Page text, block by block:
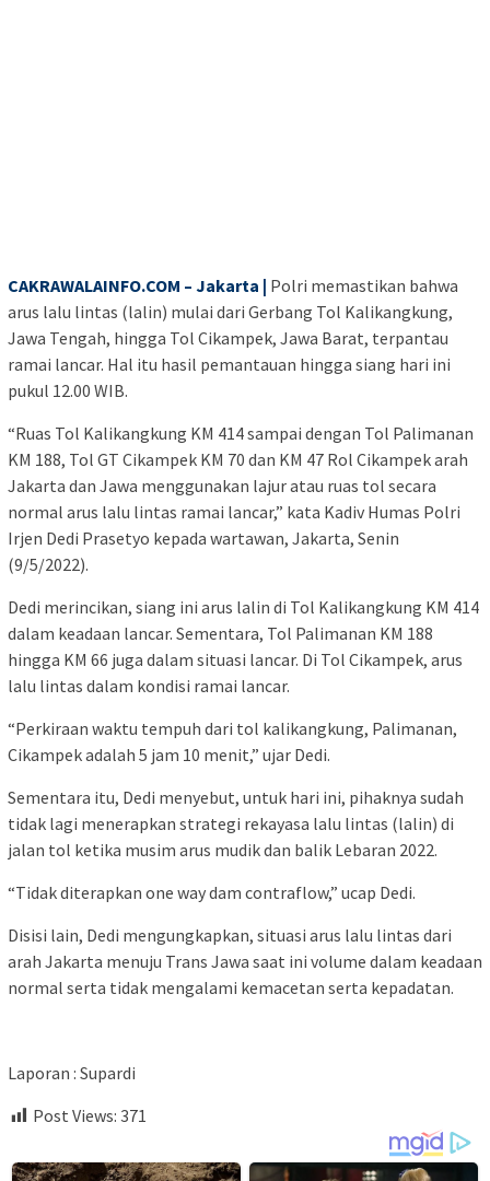
CAKRAWALAINFO.COM – Jakarta | Polri memastikan bahwa
arus lalu lintas (lalin) mulai dari Gerbang Tol Kalikangkung,
Jawa Tengah, hingga Tol Cikampek, Jawa Barat, terpantau
ramai lancar. Hal itu hasil pemantauan hingga siang hari ini
pukul 12.00 WIB.
“Ruas Tol Kalikangkung KM 414 sampai dengan Tol Palimanan
KM 188, Tol GT Cikampek KM 70 dan KM 47 Rol Cikampek arah
Jakarta dan Jawa menggunakan lajur atau ruas tol secara
normal arus lalu lintas ramai lancar,” kata Kadiv Humas Polri
Irjen Dedi Prasetyo kepada wartawan, Jakarta, Senin
(9/5/2022).
Dedi merincikan, siang ini arus lalin di Tol Kalikangkung KM 414
dalam keadaan lancar. Sementara, Tol Palimanan KM 188
hingga KM 66 juga dalam situasi lancar. Di Tol Cikampek, arus
lalu lintas dalam kondisi ramai lancar.
“Perkiraan waktu tempuh dari tol kalikangkung, Palimanan,
Cikampek adalah 5 jam 10 menit,” ujar Dedi.
Sementara itu, Dedi menyebut, untuk hari ini, pihaknya sudah
tidak lagi menerapkan strategi rekayasa lalu lintas (lalin) di
jalan tol ketika musim arus mudik dan balik Lebaran 2022.
“Tidak diterapkan one way dam contraflow,” ucap Dedi.
Disisi lain, Dedi mengungkapkan, situasi arus lalu lintas dari
arah Jakarta menuju Trans Jawa saat ini volume dalam keadaan
normal serta tidak mengalami kemacetan serta kepadatan.
Laporan : Supardi
Post Views: 371